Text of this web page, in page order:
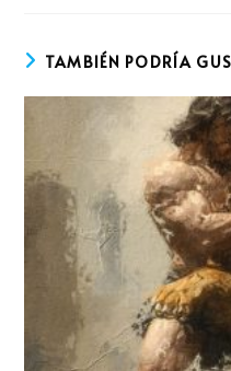
TAMBIÉN PODRÍA